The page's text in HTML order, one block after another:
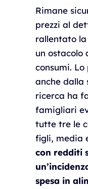
Rimane
prezzi al
rallentato
un ostacolo
consumi.
anche dalla
ricerca ha
famigliari
tutte tre le
figli, media
con redditi
spesa in